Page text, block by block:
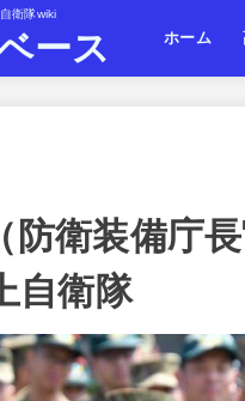
衛隊wiki
ース ホーム
防衛装備庁
自衛隊